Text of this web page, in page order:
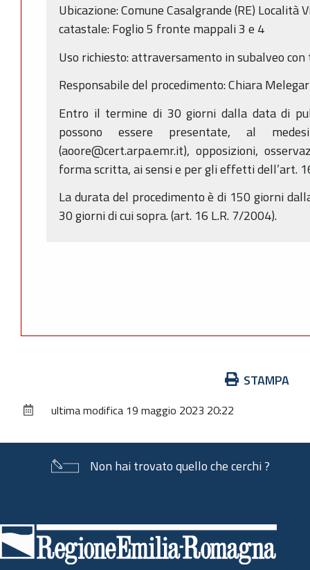
Ubicazione: Comune Casalgrande (RE) Località
catastale: Foglio 5 fronte mappali 3 e 4
Uso richiesto: attraversamento in subalveo
Responsabile del procedimento: Chiara
Entro il termine di 30 giorni dalla data di
possono essere presentate, al
(aoore@cert.arpa.emr.it), opposizioni,
forma scritta, ai sensi e per gli effetti dell’art.
La durata del procedimento è di 150 giorni
30 giorni di cui sopra. (art. 16 L.R. 7/2004).
documento
STAMPA
ultima modifica 19 maggio 2023 20:22
Non hai trovato quello che cerchi ?
di
pagina